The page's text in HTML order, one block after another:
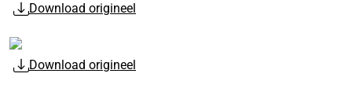
Download origineel
Download origineel